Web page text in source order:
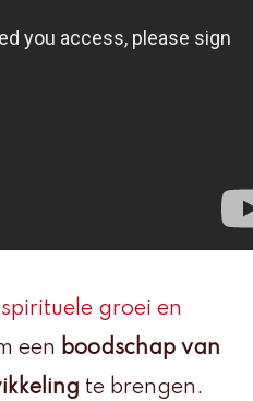
spirituele groei en
een boodschap van
te brengen.